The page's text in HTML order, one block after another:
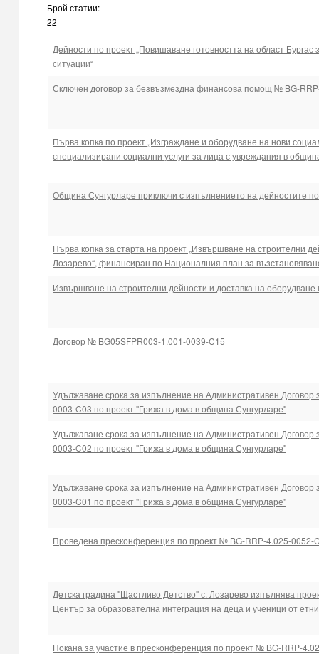
Брой статии:
22
Дейности по проект „Повишаване готовността на област
ситуации“
Сключен договор за безвъзмездна финансова помощ № BG-
Първа копка по проект „Изграждане и оборудване на нови
специализирани социални услуги за лица с увреждания в
Община Сунгурларе приключи с изпълнението на дейностите
Първа копка за старта на проект „Извършване на строителни
Лозарево“, финансиран по Националния план за
Извършване на строителни дейности и доставка на
Договор № BG05SFPR003-1.001-0039-C15
Удължаване срока за изпълнение на Административен
0003-C03 по проект "Грижа в дома в община Сунгурларе"
Удължаване срока за изпълнение на Административен
0003-C02 по проект "Грижа в дома в община Сунгурларе"
Удължаване срока за изпълнение на Административен
0003-C01 по проект "Грижа в дома в община Сунгурларе"
Проведена пресконференция по проект № BG-RRP-4.025-0052-
Детска градина "Щастливо Детство" с. Лозарево изпълнява
Център за образователна интеграция на деца и ученици от
Покана за участие в пресконференция по проект № BG-RRP-